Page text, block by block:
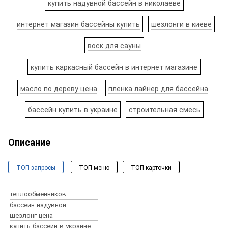
купить надувной бассейн в николаеве
интернет магазин бассейны купить шезлонги в киеве
воск для сауны
купить каркасный бассейн в интернет магазине
масло по дереву цена пленка лайнер для бассейна
бассейн купить в украине строительная смесь
Описание
ТОП запросы ТОП меню
ТОП карточки
Оборудование для бассейнов
Химия для бассейна
Пылесосы для бассейнов
Аксессуары для бассейнов
теплообменников
бассейн надувной
шезлонг цена
купить бассейн в украине